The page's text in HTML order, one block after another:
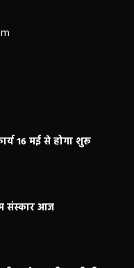
16 मई से होगा शुरू
संस्कार आज